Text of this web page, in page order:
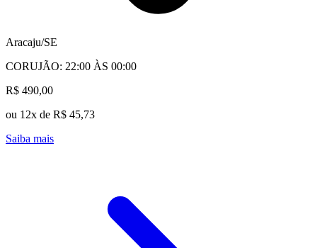
Aracaju/SE
CORUJÃO: 22:00 ÀS 00:00
R$ 490,00
ou 12x de R$ 45,73
Saiba mais